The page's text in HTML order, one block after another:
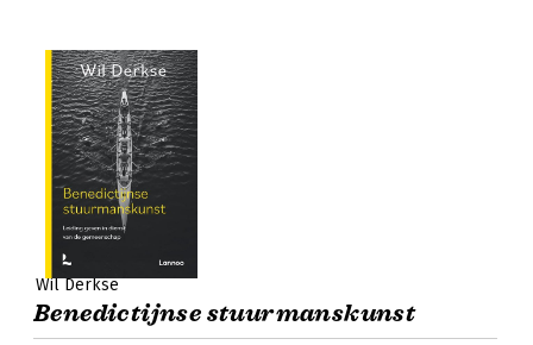
Wil Derkse
Benedictijnse stuurmanskunst